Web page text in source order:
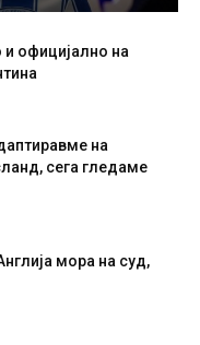
официјално на
на
сега гледаме
мора на суд,